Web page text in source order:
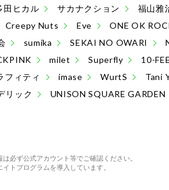
田ヒカル サカナクション 福山雅
Creepy Nuts Eve ONE OK
sumika SEKAI NO OWARI
milet Superfly 10-
フィティ imase WurtS Tani
リック UNISON SQUARE GARDEN
必ず公式アカウント等でご確認ください。
トプログラムを導入しています。